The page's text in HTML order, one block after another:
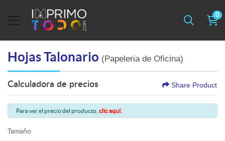
0
Hojas Talonario (Papeleria de Oficina)
Calculadora de precios Share Product
Para ver el precio del producto, clic aquí.
Tamaño